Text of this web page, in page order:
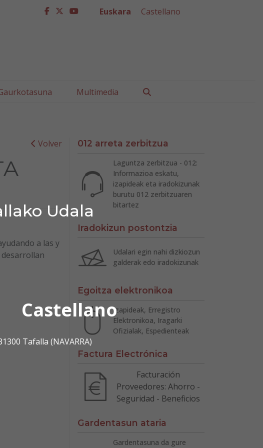
Udala
Castellano
Tafalla (NAVARRA)
facebook
twitter
youtube
Euskara Castellano
Multimedia
Volver
a las y
012 arreta zerbitzua
Laguntza zerbitzua - 012:
Informazioa eskatu,
izapideak eta iradokizunak
burutu 012 zerbitzuaren
bitartez
Iradokizun postontzia
Udalari egin nahi dizkiozun
galderak edo iradokizunak
Egoitza elektronikoa
Izapideak, Erregistro
Elektronikoa, Iragarki
Ofizialak, Espedienteak
Factura Electrónica
Facturación
Proveedores: Ahorro -
Seguridad - Beneficios
Gardentasun ataria
Gardentasuna da gure